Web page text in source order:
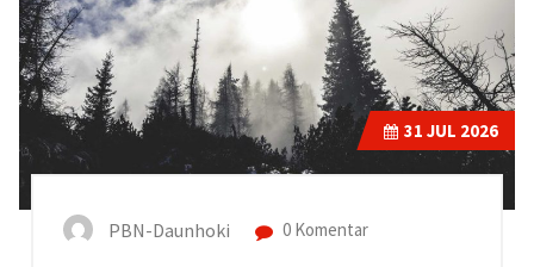
31 JUL 2026
PBN-Daunhoki 0 Komentar